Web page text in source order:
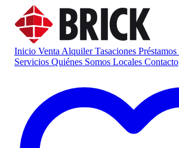
Inicio Venta AlquilerTasaciones Préstamos
Servicios Quiénes Somos Locales Contacto